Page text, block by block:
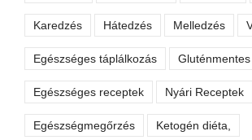
Karedzés Hátedzés Melledzés
Egészséges táplálkozás Gluténmentes
Egészséges receptek Nyári Receptek
Egészségmegőrzés Ketogén diéta,